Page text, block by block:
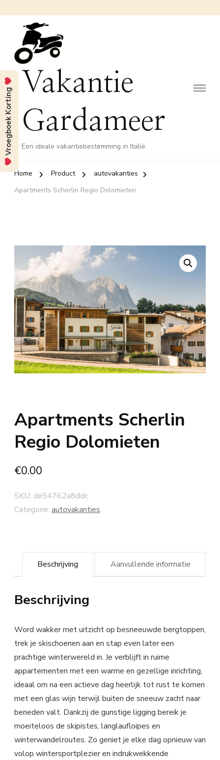
Vakantie
Gardameer
Een ideale vakantiebestemming in Italië
Home Product
autovakanties
Apartments Scherlin Regio Dolomieten
Apartments Scherlin
Regio Dolomieten
€0.00
SKU: de54762a8ddc
Categorie: autovakanties
Beschrijving Aanvullende informatie
Beschrijving
Word wakker met uitzicht op besneeuwde bergtoppen,
trek je skischoenen aan en stap even later een
prachtige winterwereld in. Je verblijft in ruime
appartementen met een warme en gezellige inrichting,
ideaal om na een actieve dag heerlijk tot rust te komen
met een glas wijn terwijl buiten de sneeuw zacht naar
beneden valt. Dankzij de gunstige ligging bereik je
moeiteloos de skipistes, langlaufloipes en
winterwandelroutes. Zo geniet je elke dag opnieuw van
volop wintersportplezier en indrukwekkende
Vroegboek Korting